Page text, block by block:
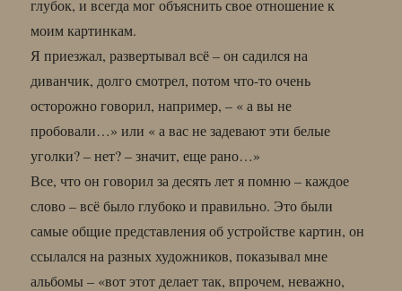
глубок, и всегда мог объяснить свое отношение к
моим картинкам.
Я приезжал, развертывал всё – он садился на
диванчик, долго смотрел, потом что-то очень
осторожно говорил, например, – « а вы не
пробовали…» или « а вас не задевают эти белые
уголки? – нет? – значит, еще рано…»
Все, что он говорил за десять лет я помню – каждое
слово – всё было глубоко и правильно. Это были
самые общие представления об устройстве картин, он
ссылался на разных художников, показывал мне
альбомы – «вот этот делает так, впрочем, неважно,